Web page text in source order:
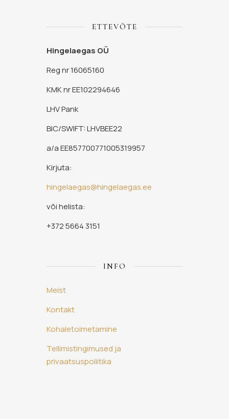
ETTEVÕTE
Hingelaegas OÜ
Reg nr 16065160
KMK nr EE102294646
LHV Pank
BIC/SWIFT: LHVBEE22
a/a EE857700771005319957
Kirjuta:
hingelaegas@hingelaegas.ee
või helista:
+372 5664 3151
INFO
Meist
Kontakt
Kohaletoimetamine
Tellimistingimused ja
privaatsuspoliitika